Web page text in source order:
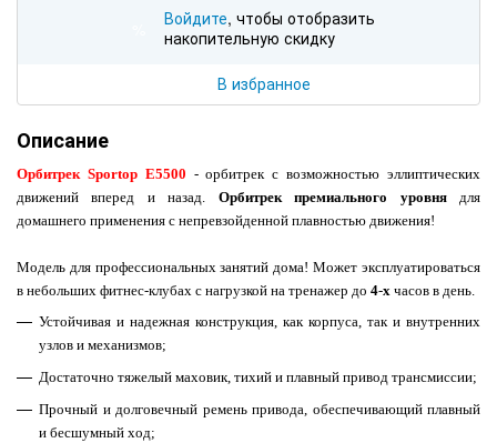
Войдите, чтобы отобразить
накопительную скидку
В избранное
Описание
Орбитрек Sportop E5500 - орбитрек с возможностью эллиптических
движений вперед и назад. Орбитрек премиального уровнядля
домашнего применения с непревзойденной плавностью движения!
Модель для профессиональных занятий дома! Может эксплуатироваться
в небольших фитнес-клубах с нагрузкой на тренажер до 4-х часов в день.
Устойчивая и надежная конструкция, как корпуса, так и внутренних
узлов и механизмов;
Достаточно тяжелый маховик, тихий и плавный привод трансмиссии;
Прочный и долговечный ремень привода, обеспечивающий плавный
и бесшумный ход;